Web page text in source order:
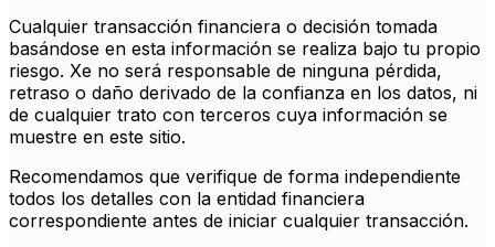
Cualquier transacción financiera o decisión tomada
basándose en esta información se realiza bajo tu propio
riesgo. Xe no será responsable de ninguna pérdida,
retraso o daño derivado de la confianza en los datos, ni
de cualquier trato con terceros cuya información se
muestre en este sitio.
Recomendamos que verifique de forma independiente
todos los detalles con la entidad financiera
correspondiente antes de iniciar cualquier transacción.